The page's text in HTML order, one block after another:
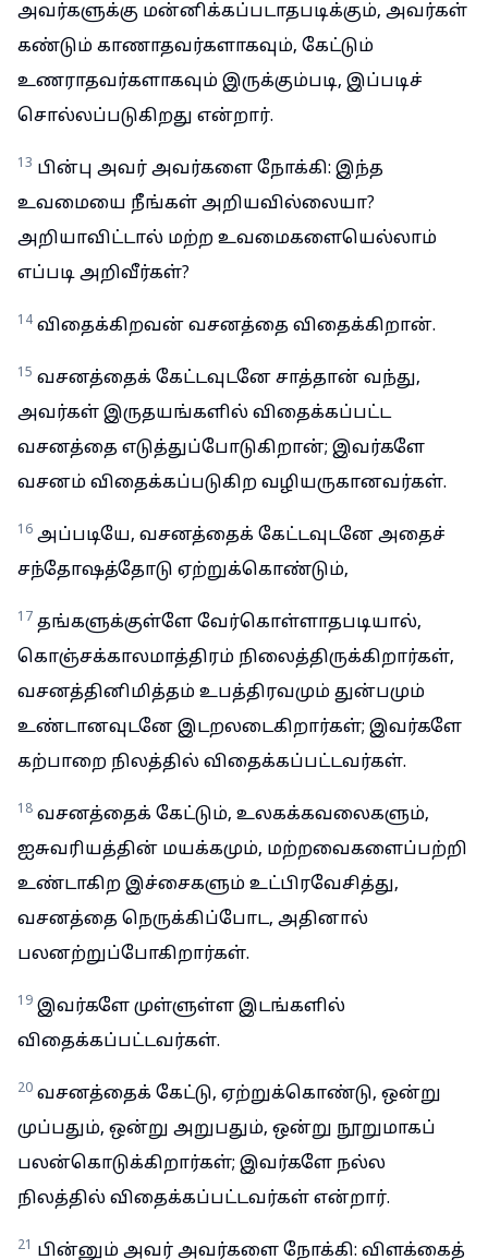
அவர்களுக்கு மன்னிக்கப்படாதபடிக்கும், அவர்கள்
கண்டும் காணாதவர்களாகவும், கேட்டும்
உணராதவர்களாகவும் இருக்கும்படி, இப்படிச்
சொல்லப்படுகிறது என்றார்.
13 பின்பு அவர் அவர்களை நோக்கி: இந்த
உவமையை நீங்கள் அறியவில்லையா?
அறியாவிட்டால் மற்ற உவமைகளையெல்லாம்
எப்படி அறிவீர்கள்?
14 விதைக்கிறவன் வசனத்தை விதைக்கிறான்.
15 வசனத்தைக் கேட்டவுடனே சாத்தான் வந்து,
அவர்கள் இருதயங்களில் விதைக்கப்பட்ட
வசனத்தை எடுத்துப்போடுகிறான்; இவர்களே
வசனம் விதைக்கப்படுகிற வழியருகானவர்கள்.
16 அப்படியே, வசனத்தைக் கேட்டவுடனே அதைச்
சந்தோஷத்தோடு ஏற்றுக்கொண்டும்,
17 தங்களுக்குள்ளே வேர்கொள்ளாதபடியால்,
கொஞ்சக்காலமாத்திரம் நிலைத்திருக்கிறார்கள்,
வசனத்தினிமித்தம் உபத்திரவமும் துன்பமும்
உண்டானவுடனே இடறலடைகிறார்கள்; இவர்களே
கற்பாறை நிலத்தில் விதைக்கப்பட்டவர்கள்.
18 வசனத்தைக் கேட்டும், உலகக்கவலைகளும்,
ஐசுவரியத்தின் மயக்கமும், மற்றவைகளைப்பற்றி
உண்டாகிற இச்சைகளும் உட்பிரவேசித்து,
வசனத்தை நெருக்கிப்போட, அதினால்
பலனற்றுப்போகிறார்கள்.
19 இவர்களே முள்ளுள்ள இடங்களில்
விதைக்கப்பட்டவர்கள்.
20 வசனத்தைக் கேட்டு, ஏற்றுக்கொண்டு, ஒன்று
முப்பதும், ஒன்று அறுபதும், ஒன்று நூறுமாகப்
பலன்கொடுக்கிறார்கள்; இவர்களே நல்ல
நிலத்தில் விதைக்கப்பட்டவர்கள் என்றார்.
21 பின்னும் அவர் அவர்களை நோக்கி: விளக்கைத்